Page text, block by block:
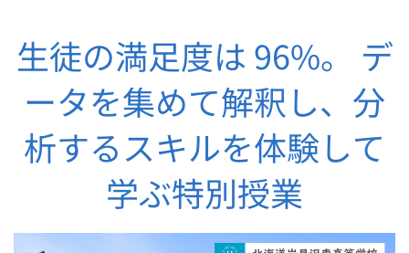
生徒の満足度は 96%。
デ
ータを集めて解釈し、分
析するスキルを体験して
学ぶ特別授業